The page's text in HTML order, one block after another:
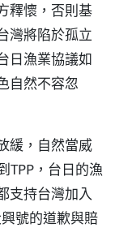
釋懷，否則基
灣將陷於孤立
日漁業協議如
自然不容忽
緩，自然當威
TPP，台日的漁
支持台灣加入
號的道歉與賠